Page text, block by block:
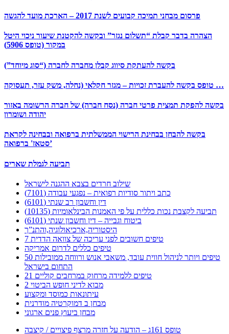
פרסום מבחני תמיכה קבועים לשנת 2017 – הארכת מועד להגשה
הצהרה בדבר קבלת “תשלום נגזר” ובקשה להקטנת שיעור ניכוי היטל
במקור (טופס 5906)
בקשה להעתקת סיווג קבלן מחברה לחברה (“סוג מיוחד”)
טופס בקשה להעברת זכויות – מגזר חקלאי (נחלה, משק עזר, תעסוקה …
בקשה להפקת תמצית פרטי חברה (נסח חברה) של חברה הרשומה באזור
יהודה ושומרון
בקשה להבחן בבחינת הרישוי הממשלתית ברפואה ובבחינה לקראת
סטאז' ברפואה’
תביעה לגמלת שארים
שילוב חרדים בצבא ההגנה לישראל
כתב ויתור סודיות רפואית – נפגעי עבודה (7101)
דין וחשבון רב שנתי (6101)
תביעה לקצבת נכות כללית על פי האמנות הבינלאומיות (10135)
ביטוח וגבייה – דין וחשבון שנתי (6101)
היסטוריה,ארכיאולוגיה,והתנ”ך
7 טיפים חשובים לפני עריכה של צוואה הדדית
טיפים כללים לדרום אמריקה
50 טיפים ויותר לניהול חווית עובד, משאבי אנוש ורווחה ממובילות
התחום בישראל
21 טיפים ללמידה מרחוק במרחבים קוליים
מבוא לדיני חופש הביטוי 2
עיתונאות כמוסד ומקצוע
מבחן ב דמוקרטיה מודרנית
מבחן ביעוץ פנים ארגוני
טופס 161ג – הודעה על חזרה מרצף פיצויים / קיצבה